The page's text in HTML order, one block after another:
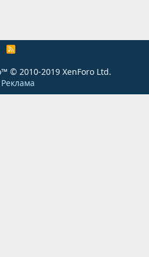
R
© 2010-2019 XenForo Ltd.
Реклама